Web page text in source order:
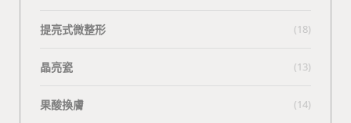
提亮式微整形 (18)
晶亮瓷 (13)
果酸換膚 (14)